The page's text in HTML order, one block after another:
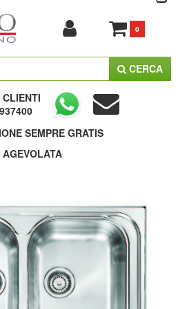
0
CERCA
SEMPRE GRATIS
AGEVOLATA